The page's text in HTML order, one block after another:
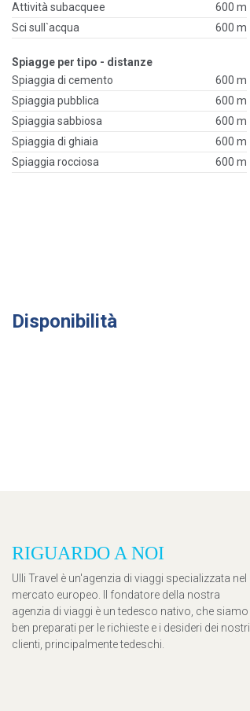
Attività subacquee
600 m
Sci sull`acqua
600 m
Spiagge per tipo - distanze
Spiaggia di cemento
600 m
Spiaggia pubblica
600 m
Spiaggia sabbiosa
600 m
Spiaggia di ghiaia
600 m
Spiaggia rocciosa
600 m
Disponibilità
RIGUARDO A NOI
Ulli Travel è un'agenzia di viaggi specializzata nel
mercato europeo. Il fondatore della nostra
agenzia di viaggi è un tedesco nativo, che siamo
ben preparati per le richieste e i desideri dei nostri
clienti, principalmente tedeschi.